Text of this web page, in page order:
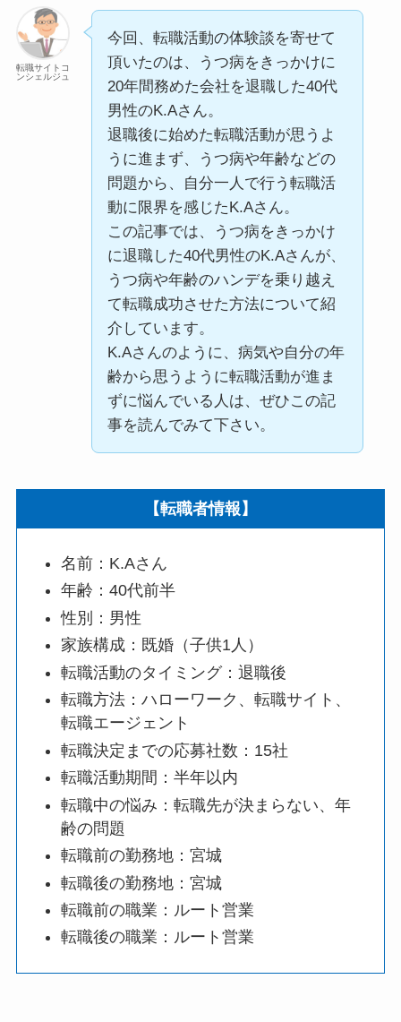
転職サイトコ
ンシェルジュ
今回、転職活動の体験談を寄せて
頂いたのは、うつ病をきっかけに
20年間務めた会社を退職した40代
男性のK.Aさん。
退職後に始めた転職活動が思うよ
うに進まず、うつ病や年齢などの
問題から、自分一人で行う転職活
動に限界を感じたK.Aさん。
この記事では、うつ病をきっかけ
に退職した40代男性のK.Aさんが、
うつ病や年齢のハンデを乗り越え
て転職成功させた方法について紹
介しています。
K.Aさんのように、病気や自分の年
齢から思うように転職活動が進ま
ずに悩んでいる人は、ぜひこの記
事を読んでみて下さい。
【転職者情報】
名前：K.Aさん
年齢：40代前半
性別：男性
家族構成：既婚（子供1人）
転職活動のタイミング：退職後
転職方法：ハローワーク、転職サイト、
転職エージェント
転職決定までの応募社数：15社
転職活動期間：半年以内
転職中の悩み：転職先が決まらない、年
齢の問題
転職前の勤務地：宮城
転職後の勤務地：宮城
転職前の職業：ルート営業
転職後の職業：ルート営業